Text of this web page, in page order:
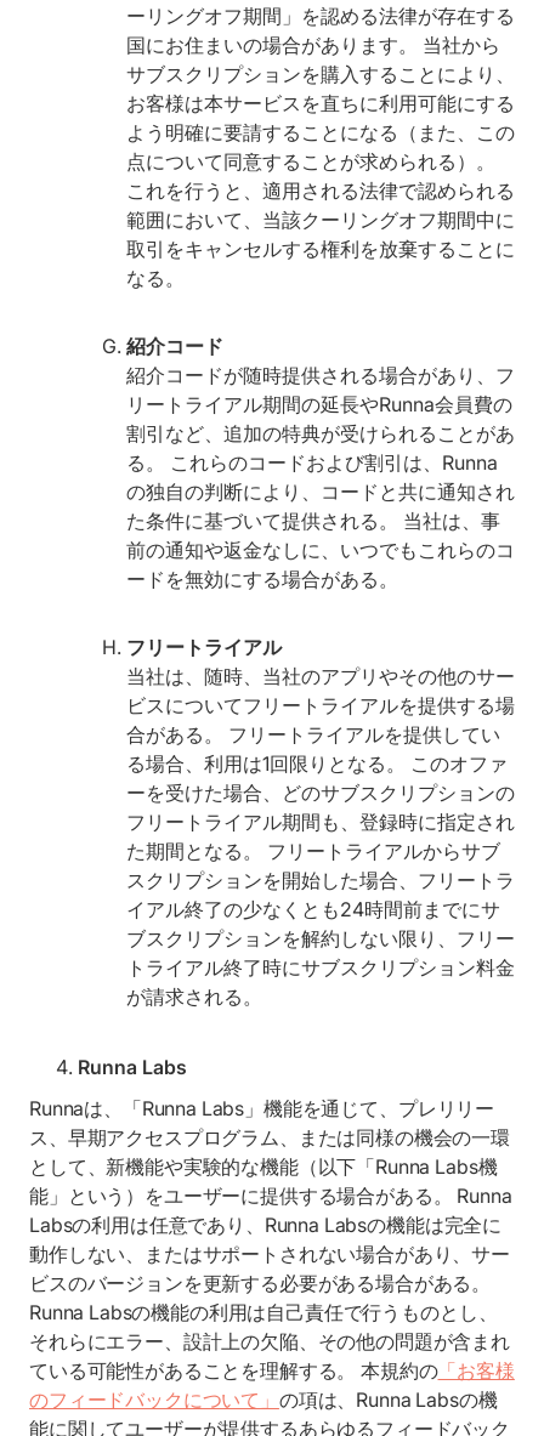
ーリングオフ期間」を認める法律が存在する
国にお住まいの場合があります。 当社から
サブスクリプションを購入することにより、
お客様は本サービスを直ちに利用可能にする
よう明確に要請することになる（また、この
点について同意することが求められる）。
これを行うと、適用される法律で認められる
範囲において、当該クーリングオフ期間中に
取引をキャンセルする権利を放棄することに
なる。
‍紹介コード
紹介コードが随時提供される場合があり、フ
リートライアル期間の延長やRunna会員費の
割引など、追加の特典が受けられることがあ
る。 これらのコードおよび割引は、Runna
の独自の判断により、コードと共に通知され
た条件に基づいて提供される。 当社は、事
前の通知や返金なしに、いつでもこれらのコ
ードを無効にする場合がある。
フリートライアル
当社は、随時、当社のアプリやその他のサー
ビスについてフリートライアルを提供する場
合がある。 フリートライアルを提供してい
る場合、利用は1回限りとなる。 このオファ
ーを受けた場合、どのサブスクリプションの
フリートライアル期間も、登録時に指定され
た期間となる。 フリートライアルからサブ
スクリプションを開始した場合、フリートラ
イアル終了の少なくとも24時間前までにサ
ブスクリプションを解約しない限り、フリー
トライアル終了時にサブスクリプション料金
が請求される。
Runna Labs
Runnaは、「Runna Labs」機能を通じて、プレリリー
ス、早期アクセスプログラム、または同様の機会の一環
として、新機能や実験的な機能（以下「Runna Labs機
能」という）をユーザーに提供する場合がある。 Runna
Labsの利用は任意であり、Runna Labsの機能は完全に
動作しない、またはサポートされない場合があり、サー
ビスのバージョンを更新する必要がある場合がある。
Runna Labsの機能の利用は自己責任で行うものとし、
それらにエラー、設計上の欠陥、その他の問題が含まれ
ている可能性があることを理解する。 本規約の「お客様
のフィードバックについて」 の項は、Runna Labsの機
能に関してユーザーが提供するあらゆるフィードバック